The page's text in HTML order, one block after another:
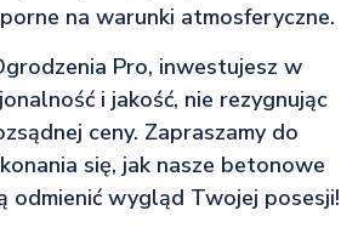
na warunki atmosferyczne.
Pro, inwestujesz w
i jakość, nie rezygnując
ceny. Zapraszamy do
się, jak nasze betonowe
odmienić wygląd Twojej posesji!